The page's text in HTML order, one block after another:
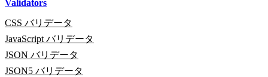
Validators
CSS バリデータ
JavaScript バリデータ
JSON バリデータ
JSON5 バリデータ